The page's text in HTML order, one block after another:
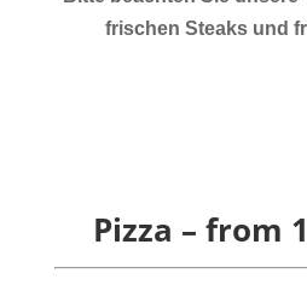
frischen Steaks und
Pizza – from